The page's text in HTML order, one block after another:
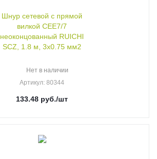
Шнур сетевой с прямой
вилкой CEE7/7
неоконцованный RUICHI
SCZ, 1.8 м, 3х0.75 мм2
Нет в наличии
Артикул: 80344
133.48 руб./шт